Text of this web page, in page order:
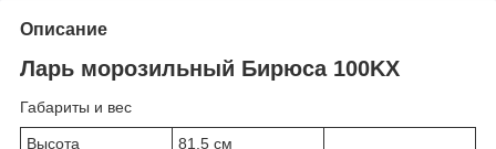
Описание
Ларь морозильный Бирюса 100KX
Габариты и вес
Высота
81.5 см